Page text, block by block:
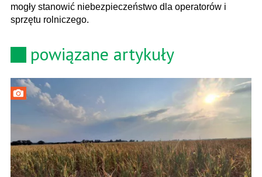
mogły stanowić niebezpieczeństwo dla operatorów i
sprzętu rolniczego.
powiązane artykuły